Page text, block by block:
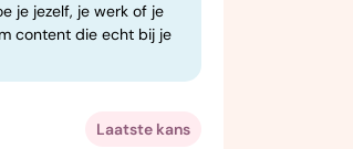
je jezelf, je werk of je
content die echt bij je
Laatste kans